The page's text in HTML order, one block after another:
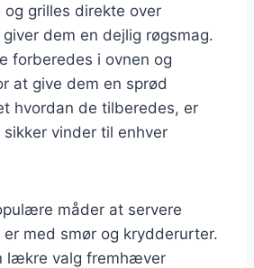
grilles direkte over
dem en dejlig røgsmag.
forberedes i ovnen og
at give dem en sprød
hvordan de tilberedes, er
vinder til enhver
måder at servere
med smør og krydderurter.
lækre valg fremhæver